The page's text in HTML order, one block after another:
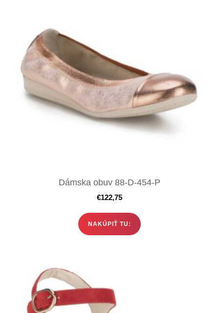
Dámska obuv 88-D-454-P
€122,75
NAKÚPIŤ TU: